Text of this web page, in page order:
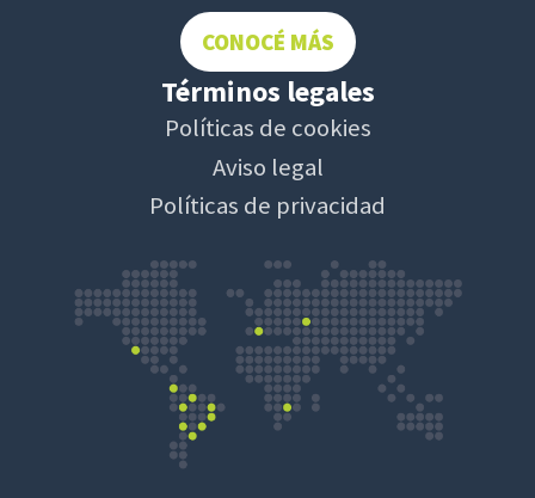
CONOCÉ MÁS
Términos legales
Políticas de cookies
Aviso legal
Políticas de privacidad